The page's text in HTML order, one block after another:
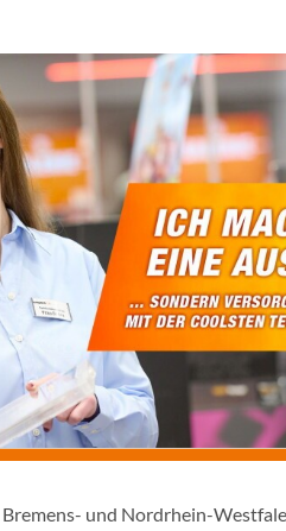
und Nordrhein-